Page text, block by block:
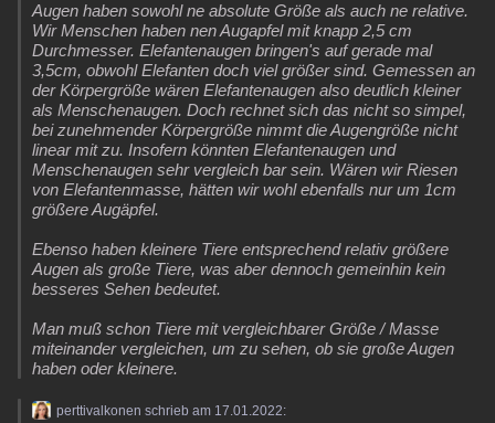
Augen haben sowohl ne absolute Größe als auch ne relative.
Wir Menschen haben nen Augapfel mit knapp 2,5 cm
Durchmesser. Elefantenaugen bringen's auf gerade mal
3,5cm, obwohl Elefanten doch viel größer sind. Gemessen an
der Körpergröße wären Elefantenaugen also deutlich kleiner
als Menschenaugen. Doch rechnet sich das nicht so simpel,
bei zunehmender Körpergröße nimmt die Augengröße nicht
linear mit zu. Insofern könnten Elefantenaugen und
Menschenaugen sehr vergleich bar sein. Wären wir Riesen
von Elefantenmasse, hätten wir wohl ebenfalls nur um 1cm
größere Augäpfel.
Ebenso haben kleinere Tiere entsprechend relativ größere
Augen als große Tiere, was aber dennoch gemeinhin kein
besseres Sehen bedeutet.
Man muß schon Tiere mit vergleichbarer Größe / Masse
miteinander vergleichen, um zu sehen, ob sie große Augen
haben oder kleinere.
perttivalkonen schrieb am 17.01.2022: